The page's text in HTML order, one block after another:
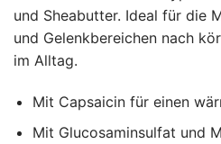
und Sheabutter. Ideal für die
und Gelenkbereichen nach
im Alltag.
Mit Capsaicin für einen
Mit Glucosaminsulfat und